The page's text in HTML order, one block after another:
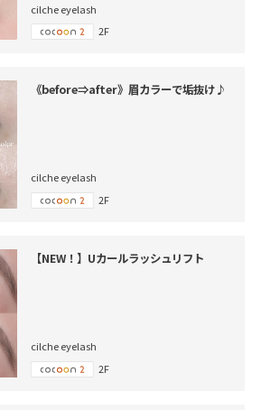
cilche eyelash
2F
《before⇒after》眉カラーで垢抜け♪
cilche eyelash
2F
【NEW！】Uカールラッシュリフト
cilche eyelash
2F